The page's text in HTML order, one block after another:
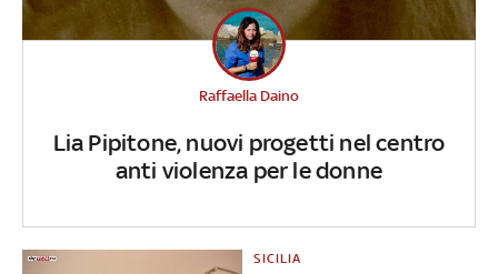
Lia Pipitone, nuovi progetti nel centro
anti violenza per le donne
Raffaella Daino
SICILIA